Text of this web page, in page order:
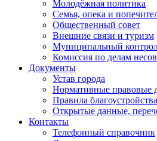
Молодёжная политика
Семья, опека и
Общественный совет
Внешние связи и туризм
Муниципальный
Комиссия по делам
Документы
Устав города
Нормативные правовые
Правила благоустройства
Открытые данные,
Контакты
Телефонный справочник